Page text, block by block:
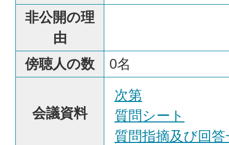
非公開の理
由
傍聴人の数
0名
会議資料
次第
質問シート
質問指摘及び回答